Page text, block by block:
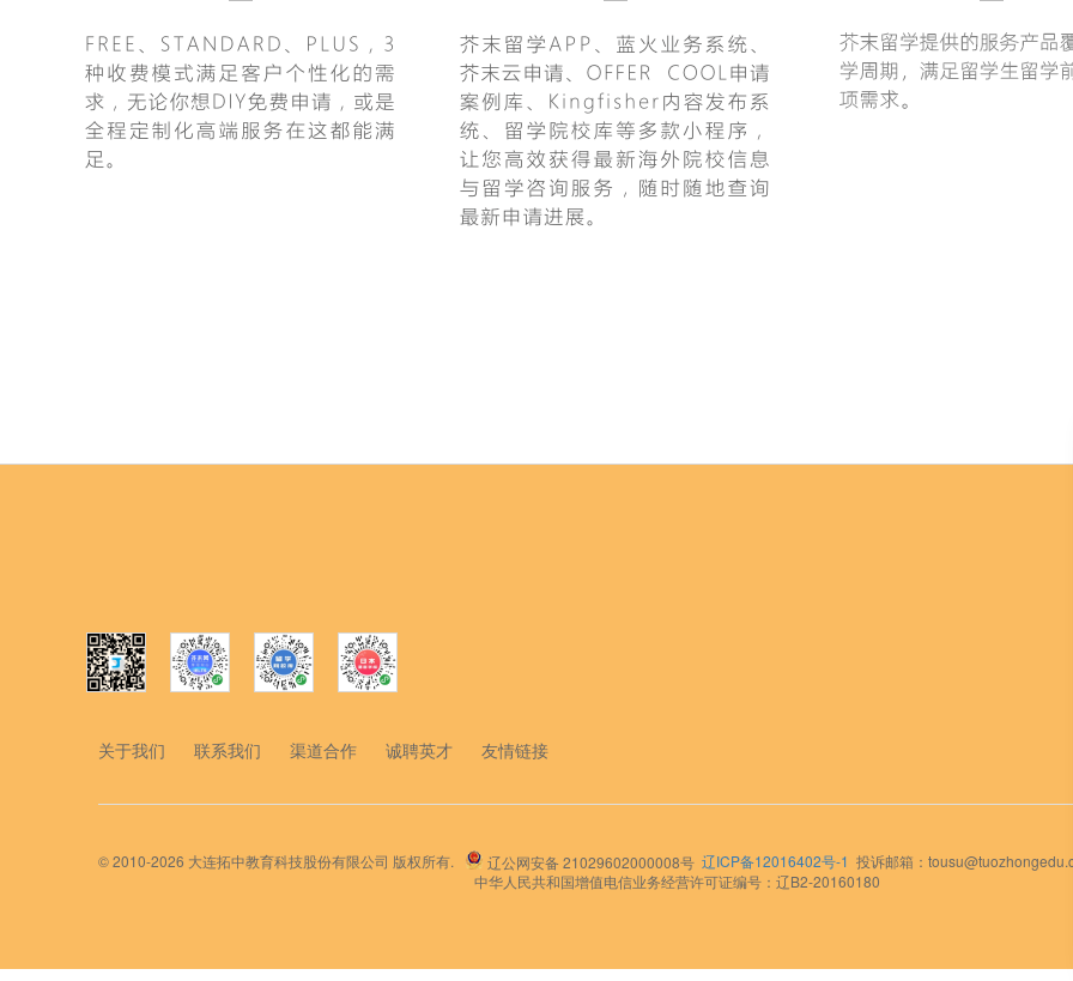
关于我们 联系我们 渠道合作 诚聘英才 友情链接
©2010-2026 大连拓中教育科技股份有限公司 版权所有. 辽公网安备 21029602000008号 辽ICP备12016402号-1 投诉邮箱：
中华人民共和国增值电信业务经营许可证编号：辽B2-20160180